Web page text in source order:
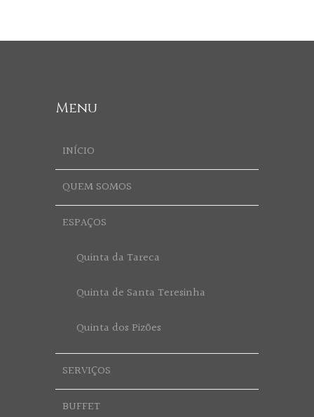
Menu
INÍCIO
QUEM SOMOS
ESPAÇOS
Quinta da Tareca
Quinta de Santa Teresinha
Quinta dos Pizões
SERVIÇOS
BUFFET